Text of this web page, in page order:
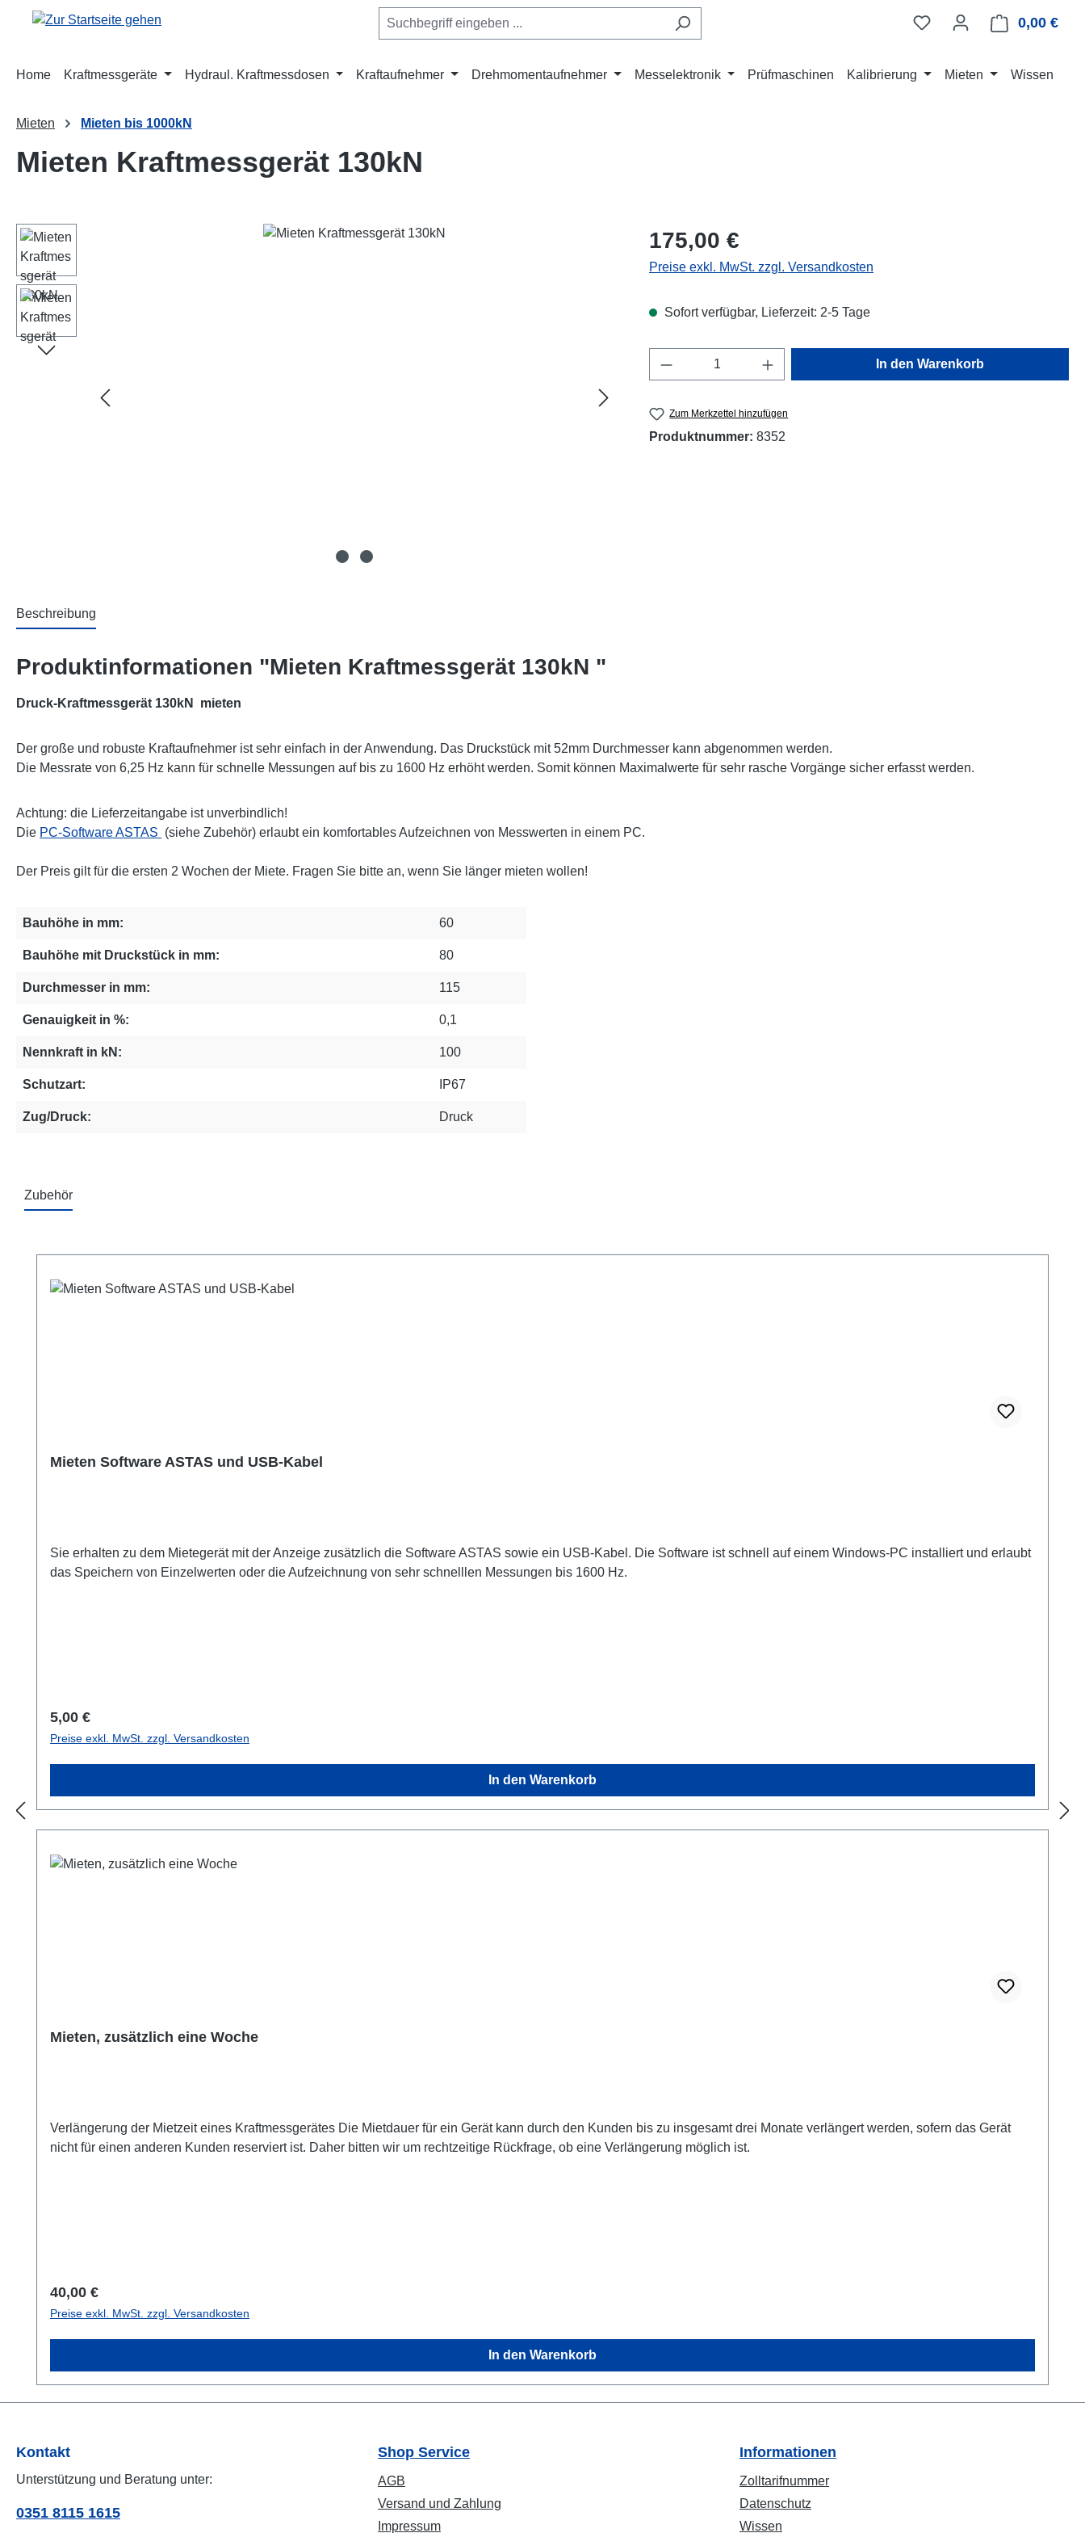
Hauptinhalt springen
Zur Suche springen
Zur Hauptnavigation springen 0,00 €
Home Kraftmessgeräte Hydraul. Kraftmessdosen Kraftaufnehmer Drehmomentaufnehmer Messelektronik Prüfmaschinen Kalibrierung Mieten Wissen
Mieten Mieten bis 1000kN
Mieten Kraftmessgerät 130kN
Bildergalerie überspringen Regulärer Preis:
175,00 €
Preise exkl. MwSt. zzgl. Versandkosten
Sofort verfügbar, Lieferzeit: 2-5 Tage
Produkt Anzahl: Gib den gewünschten Wert ein
In den Warenkorb
Zum Merkzettel hinzufügen
Produktnummer: 8352
Beschreibung
Produktinformationen "Mieten Kraftmessgerät 130kN "
Druck-Kraftmessgerät 130kN mieten
Der große und robuste Kraftaufnehmer ist sehr einfach in der Anwendung. Das Druckstück mit 52mm Durchmesser kann abgenommen werden.
Die Messrate von 6,25 Hz kann für schnelle Messungen auf bis zu 1600 Hz erhöht werden. Somit können Maximalwerte für sehr rasche Vorgänge sicher erfasst werden.
Achtung: die Lieferzeitangabe ist unverbindlich!
Die PC-Software ASTAS (siehe Zubehör) erlaubt ein komfortables Aufzeichnen von Messwerten in einem PC.
Der Preis gilt für die ersten 2 Wochen der Miete. Fragen Sie bitte an, wenn Sie länger mieten wollen!
Bauhöhe in mm: 60
Bauhöhe mit Druckstück in mm: 80
Durchmesser in mm: 115
Genauigkeit in %: 0,1
Nennkraft in kN: 100
Schutzart: IP67
Zug/Druck: Druck
Zubehör
Mieten Software ASTAS und USB-Kabel
Sie erhalten zu dem Mietegerät mit der Anzeige zusätzlich die Software ASTAS sowie ein USB-Kabel. Die Software ist schnell auf einem Windows-PC installiert und erlaubt
das Speichern von Einzelwerten oder die Aufzeichnung von sehr schnelllen Messungen bis 1600 Hz.
Regulärer Preis:
5,00 €
Preise exkl. MwSt. zzgl. Versandkosten
In den Warenkorb
Mieten, zusätzlich eine Woche
Verlängerung der Mietzeit eines Kraftmessgerätes Die Mietdauer für ein Gerät kann durch den Kunden bis zu insgesamt drei Monate verlängert werden, sofern das Gerät
nicht für einen anderen Kunden reserviert ist. Daher bitten wir um rechtzeitige Rückfrage, ob eine Verlängerung möglich ist.
Regulärer Preis:
40,00 €
Preise exkl. MwSt. zzgl. Versandkosten
In den Warenkorb
Kontakt
Unterstützung und Beratung unter:
0351 8115 1615
Shop Service
AGB
Versand und Zahlung
Impressum
Informationen
Zolltarifnummer
Datenschutz
Wissen